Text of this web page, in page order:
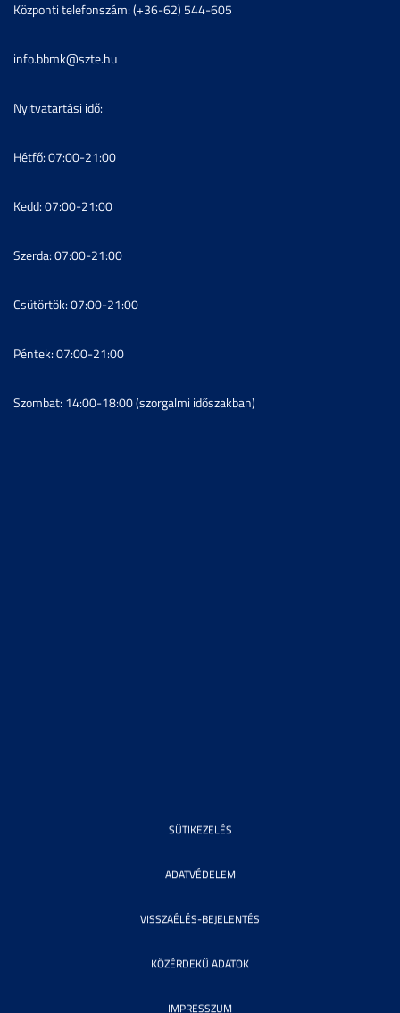
Központi telefonszám: (+36-62) 544-605
info.bbmk@szte.hu
Nyitvatartási idő:
Hétfő: 07:00-21:00
Kedd: 07:00-21:00
Szerda: 07:00-21:00
Csütörtök: 07:00-21:00
Péntek: 07:00-21:00
Szombat: 14:00-18:00 (szorgalmi időszakban)
SÜTIKEZELÉS
ADATVÉDELEM
VISSZAÉLÉS-BEJELENTÉS
KÖZÉRDEKŰ ADATOK
IMPRESSZUM